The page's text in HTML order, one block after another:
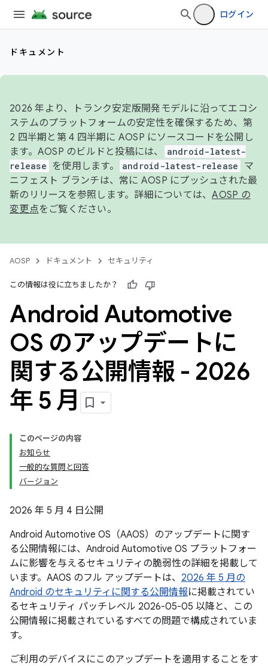
ログイン
ドキュメント
2026 年より、トランク安定版開発モデルに沿ってエコシ
ステムのプラットフォームの安定性を確保するため、第
2 四半期と第 4 四半期に AOSP にソースコードを公開し
ます。AOSP のビルドと投稿には、
android-latest-
release
を使用します。 android-latest-release
マ
ニフェスト ブランチは、常に AOSP にプッシュされた最
新のリリースを参照します。詳細については、AOSP の
変更点をご覧ください。
AOSP ドキュメント セキュリティ
この情報は役に立ちましたか？
Android Automotive
OS のアップデートに
関する公開情報 - 2026
年 5 月
このページの内容
お知らせ
一般的な質問と回答
バージョン
2026 年 5 月 4 日公開
Android Automotive OS（AAOS）のアップデートに関す
る公開情報には、Android Automotive OS プラットフォー
ムに影響を与えるセキュリティの脆弱性の詳細を掲載して
います。AAOS のフル アップデートは、 2026 年 5 月の
Android のセキュリティに関する公開情報に掲載されてい
るセキュリティ パッチレベル 2026-05-05 以降と、この
公開情報に掲載されているすべての問題で構成されていま
す。
ご利用のデバイスにこのアップデートを適用することをす